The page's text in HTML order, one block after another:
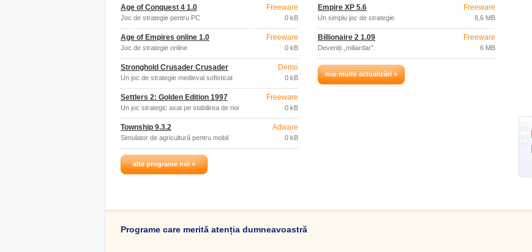
Age of Conquest 4 1.0
Joc de strategie pentru PC
Freeware
0 kB
Age of Empires online 1.0
Joc de strategie online
Freeware
0 kB
Stronghold Crusader Crusader
Un joc de strategie medieval sofisticat
Demo
0 kB
Settlers 2: Golden Edition 1997
Un joc strategic axat pe stabilirea de noi
Freeware
0 kB
Township 9.3.2
Simulator de agricultură pentru mobil
Adware
0 kB
alte programe noi »
Empire XP 5.6
Un simplu joc de strategie.
Freeware
8,6 MB
Billionaire 2 1.09
Deveniți „miliardar”.
Freeware
6 MB
mai multe actualizări »
Programe care merită atenția dumneavoastră